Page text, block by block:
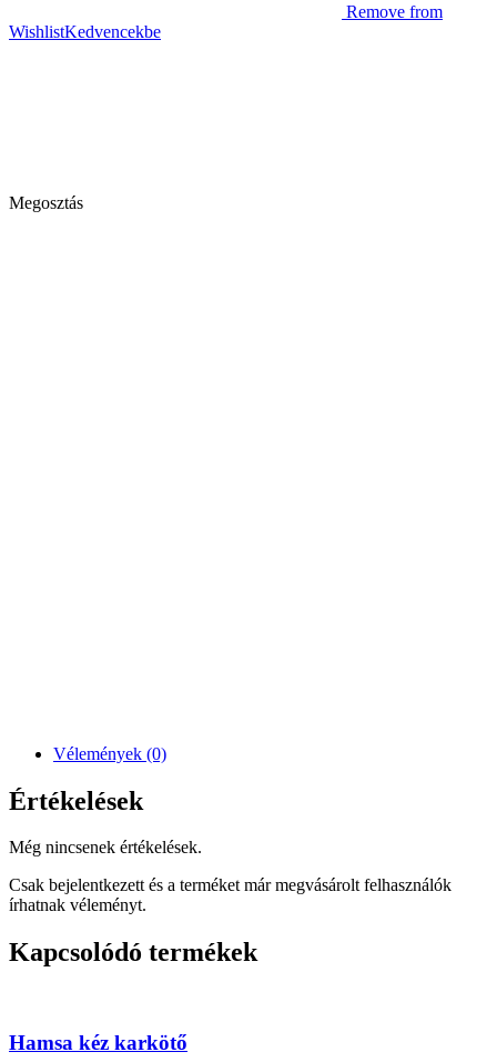
Remove from
WishlistKedvencekbe
Megosztás
Vélemények (0)
Értékelések
Még nincsenek értékelések.
Csak bejelentkezett és a terméket már megvásárolt felhasználók
írhatnak véleményt.
Kapcsolódó termékek
Hamsa kéz karkötő